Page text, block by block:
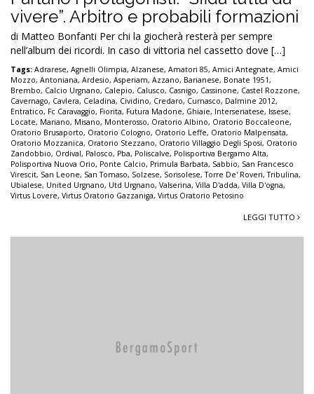
vivere”. Arbitro e probabili formazioni
di Matteo Bonfanti Per chi la giocherà resterà per sempre
nell’album dei ricordi. In caso di vittoria nel cassetto dove […]
Tags: Adrarese, Agnelli Olimpia, Alzanese, Amatori 85, Amici Antegnate, Amici
Mozzo, Antoniana, Ardesio, Asperiam, Azzano, Barianese, Bonate 1951,
Brembo, Calcio Urgnano, Calepio, Calusco, Casnigo, Cassinone, Castel Rozzone,
Cavernago, Cavlera, Celadina, Cividino, Credaro, Curnasco, Dalmine 2012,
Entratico, Fc Caravaggio, Fiorita, Futura Madone, Ghiaie, Interseriatese, Issese,
Locate, Mariano, Misano, Monterosso, Oratorio Albino, Oratorio Boccaleone,
Oratorio Brusaporto, Oratorio Cologno, Oratorio Leffe, Oratorio Malpensata,
Oratorio Mozzanica, Oratorio Stezzano, Oratorio Villaggio Degli Sposi, Oratorio
Zandobbio, Ordival, Palosco, Pba, Poliscalve, Polisportiva Bergamo Alta,
Polisportiva Nuova Orio, Ponte Calcio, Primula Barbata, Sabbio, San Francesco
Virescit, San Leone, San Tomaso, Solzese, Sorisolese,Torre De' Roveri,Tribulina,
Ubialese, United Urgnano, Utd Urgnano, Valserina, Villa D'adda, Villa D'ogna,
Virtus Lovere, Virtus Oratorio Gazzaniga, Virtus Oratorio Petosino
LEGGI TUTTO